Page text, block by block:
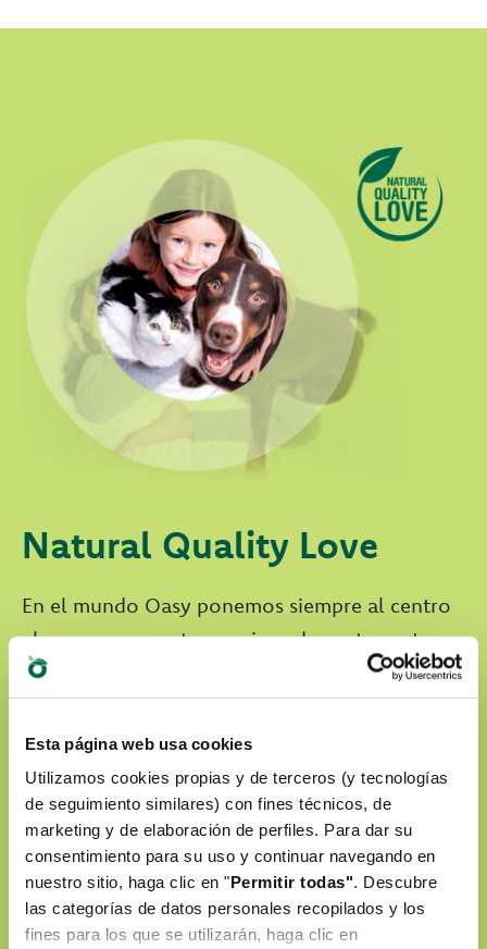
Esta página web usa cookies
Utilizamos cookies propias y de terceros (y tecnologías
de seguimiento similares) con fines técnicos, de
marketing y de elaboración de perfiles. Para dar su
consentimiento para su uso y continuar navegando en
nuestro sitio, haga clic en "Permitir todas". Descubre
las categorías de datos personales recopilados y los
fines para los que se utilizarán, haga clic en
Natural Quality Love
En el mundo Oasy ponemos siempre al centro
el amor por nuestros amigos de cuatro patas.
Nuestros productos son:
Preparados con ingredientes naturales
Sin colorantes artificiales
Sin OGM ni soja
Cruelty-free